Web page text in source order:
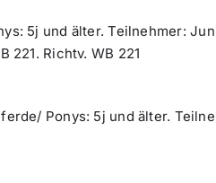
5j und älter. Teilnehmer:
221. Richtv. WB 221
Ponys: 5j und älter.